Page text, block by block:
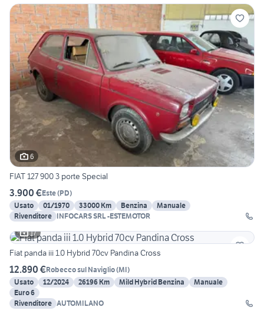
6
FIAT 127 900 3 porte Special
3.900 €Este(PD)
Usato
01/1970 33000 Km Benzina
Manuale
Rivenditore INFOCARS SRL -ESTEMOTOR
17
Fiat panda iii 1.0 Hybrid 70cv Pandina Cross
12.890 €Robecco sul Naviglio(MI)
Usato
12/2024 26196 Km Mild Hybrid Benzina
Manuale
Euro 6
Rivenditore AUTOMILANO